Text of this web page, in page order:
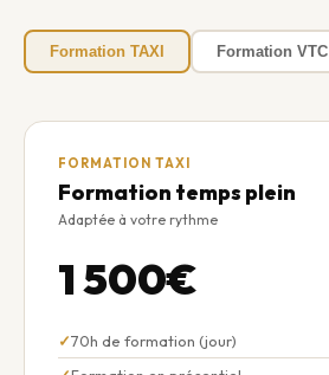
Formation TAXI Formation VTC
FORMATION TAXI
Formation temps plein
Adaptée à votre rythme
1 500€
70h de formation (jour)